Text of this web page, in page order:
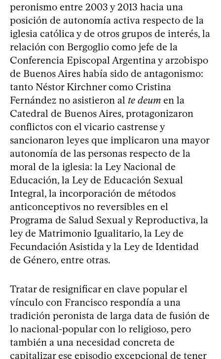
peronismo entre 2003 y 2013 hacia una
posición de autonomía activa respecto de la
iglesia católica y de otros grupos de interés, la
relación con Bergoglio como jefe de la
Conferencia Episcopal Argentina y arzobispo
de Buenos Aires había sido de antagonismo:
tanto Néstor Kirchner como Cristina
Fernández no asistieron al te deum en la
Catedral de Buenos Aires, protagonizaron
conflictos con el vicario castrense y
sancionaron leyes que implicaron una mayor
autonomía de las personas respecto de la
moral de la iglesia: la Ley Nacional de
Educación, la Ley de Educación Sexual
Integral, la incorporación de métodos
anticonceptivos no reversibles en el
Programa de Salud Sexual y Reproductiva, la
ley de Matrimonio Igualitario, la Ley de
Fecundación Asistida y la Ley de Identidad
de Género, entre otras.
Tratar de resignificar en clave popular el
vínculo con Francisco respondía a una
tradición peronista de larga data de fusión de
lo nacional-popular con lo religioso, pero
también a una necesidad concreta de
capitalizar ese episodio excepcional de tener